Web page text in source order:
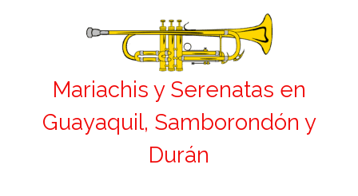
Mariachis y Serenatas en
Guayaquil, Samborondón y
Durán